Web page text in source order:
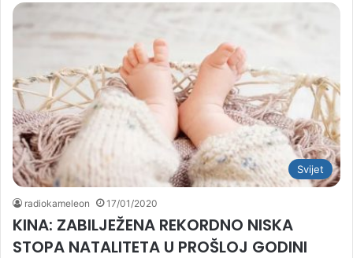
Svijet
radiokameleon 17/01/2020
KINA: ZABILJEŽENA REKORDNO NISKA
STOPA NATALITETA U PROŠLOJ GODINI